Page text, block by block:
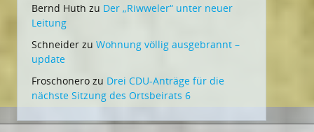
Bernd Huth zu Der „Riwweler“ unter neuer
Leitung
Schneider zu Wohnung völlig ausgebrannt –
update
Froschonero zu Drei CDU-Anträge für die
nächste Sitzung des Ortsbeirats 6